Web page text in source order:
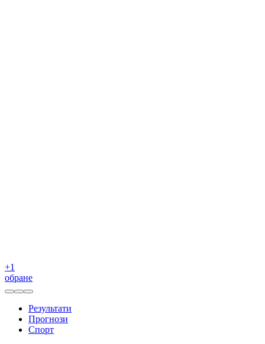
+1
обране
Результати
Прогнози
Спорт